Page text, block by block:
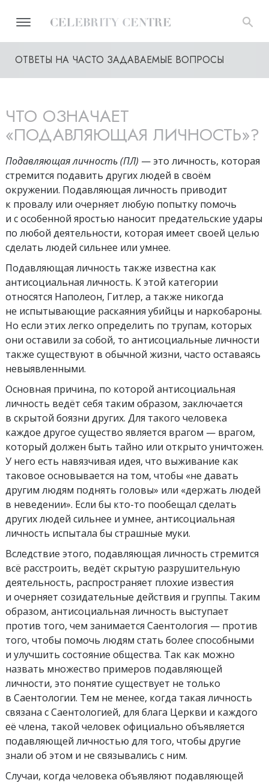
ОТВЕТЫ НА ЧАСТО ЗАДАВАЕМЫЕ ВОПРОСЫ
ЧТО ОЗНАЧАЕТ
«ПОДАВЛЯЮЩАЯ ЛИЧНОСТЬ»?
Подавляющая личность(ПЛ) — это личность, которая
стремится подавить других людей в своём
окружении. Подавляющая личность приводит
к провалу или очерняет любую попытку помочь
и с особенной яростью наносит предательские удары
по любой деятельности, которая имеет своей целью
сделать людей сильнее или умнее.
Подавляющая личность также известна как
антисоциальная личность. К этой категории
относятся Наполеон, Гитлер, а также никогда
не испытывающие раскаяния убийцы и наркобароны.
Но если этих легко определить по трупам, которых
они оставили за собой, то антисоциальные личности
также существуют в обычной жизни, часто оставаясь
невыявленными.
Основная причина, по которой антисоциальная
личность ведёт себя таким образом, заключается
в скрытой боязни других. Для такого человека
каждое другое существо является врагом — врагом,
который должен быть тайно или открыто уничтожен.
У него есть навязчивая идея, что выживание как
таковое основывается на том, чтобы «не давать
другим людям поднять головы» или «держать людей
в неведении». Если бы кто-то пообещал сделать
других людей сильнее и умнее, антисоциальная
личность испытала бы страшные муки.
Вследствие этого, подавляющая личность стремится
всё расстроить, ведёт скрытую разрушительную
деятельность, распространяет плохие известия
и очерняет созидательные действия и группы. Таким
образом, антисоциальная личность выступает
против того, чем занимается Саентология — против
того, чтобы помочь людям стать более способными
и улучшить состояние общества. Так как можно
назвать множество примеров подавляющей
личности, это понятие существует не только
в Саентологии. Тем не менее, когда такая личность
связана с Саентологией, для блага Церкви и каждого
её члена, такой человек официально объявляется
подавляющей личностью для того, чтобы другие
знали об этом и не связывались с ним.
Случаи, когда человека объявляют подавляющей